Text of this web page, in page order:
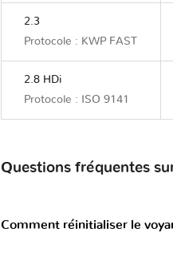
2.3
Protocole : KWP FAST
2.8 HDi
Protocole : ISO 9141
Questions fréquentes
Comment réinitialiser le